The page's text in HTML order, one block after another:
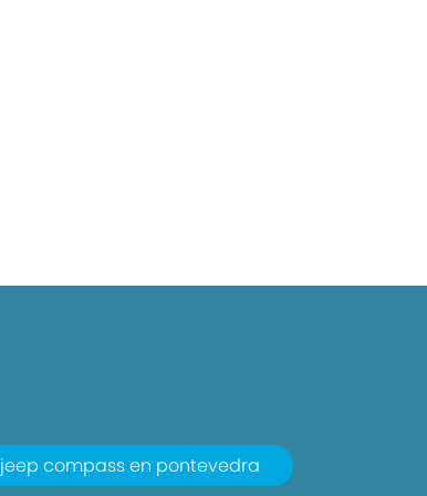
jeep compass en pontevedra